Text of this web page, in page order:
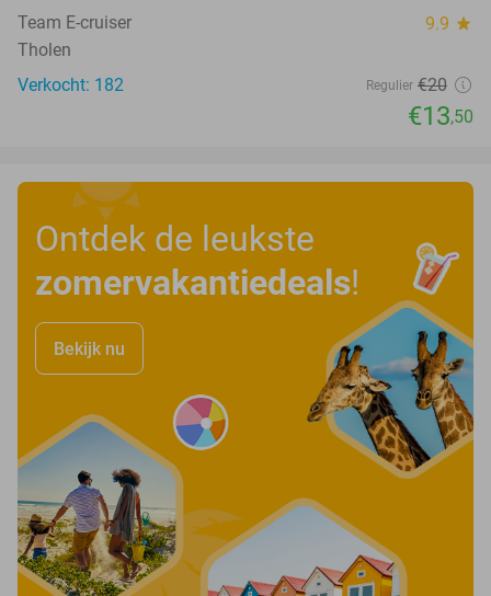
Team E-cruiser 9.9 star
Tholen
Verkocht: 182
Regulier €20
€13,50
Ontdek de leukste
zomervakantiedeals!
Bekijk nu